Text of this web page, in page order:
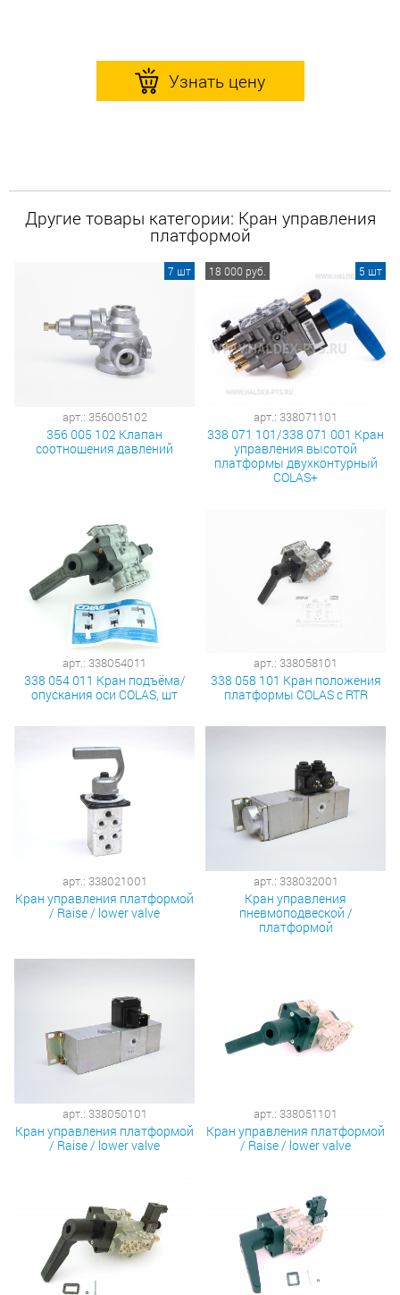
Узнать цену
Другие товары категории: Кран управления
платформой
арт.: 356005102
356 005 102 Клапан
соотношения давлений
7 шт
арт.: 338071101
338 071 101/338 071 001 Кран
управления высотой
платформы двухконтурный
COLAS+
18 000 руб. 5 шт
арт.: 338054011
338 054 011 Кран подъёма/
опускания оси COLAS, шт
арт.: 338058101
338 058 101 Кран положения
платформы COLAS с RTR
арт.: 338021001
Кран управления платформой
/ Raise / lower valve
арт.: 338032001
Кран управления
пневмоподвеской /
платформой
арт.: 338050101
Кран управления платформой
/ Raise / lower valve
арт.: 338051101
Кран управления платформой
/ Raise / lower valve